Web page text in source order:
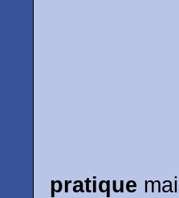
pratique